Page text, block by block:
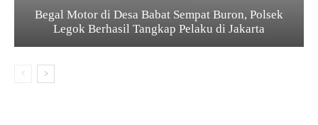
Begal Motor di Desa Babat Sempat Buron, Polsek
Legok Berhasil Tangkap Pelaku di Jakarta